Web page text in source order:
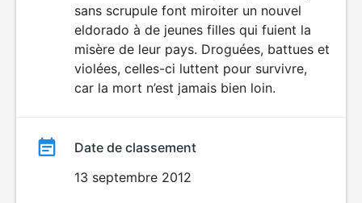
sans scrupule font miroiter un nouvel
eldorado à de jeunes filles qui fuient la
misère de leur pays. Droguées, battues et
violées, celles-ci luttent pour survivre,
car la mort n’est jamais bien loin.
Date de classement
13 septembre 2012